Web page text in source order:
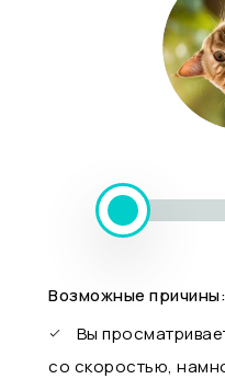
Возможные причины:
Вы
со скоростью,